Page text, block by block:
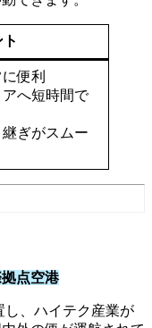
便利​
アへ短時間で
ぎがスムー
点空港
し、ハイテク産業が